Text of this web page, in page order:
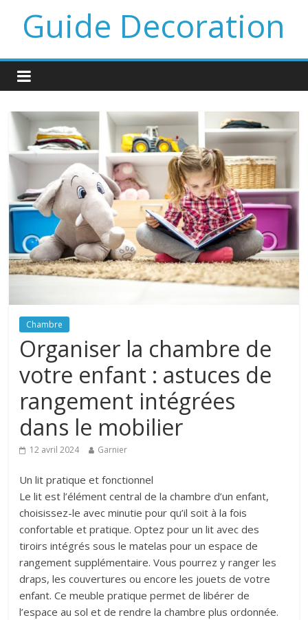
Guide Decoration
Chambre
Organiser la chambre de
votre enfant : astuces de
rangement intégrées
dans le mobilier
12 avril 2024 Garnier
Un lit pratique et fonctionnel
Le lit est l’élément central de la chambre d’un enfant,
choisissez-le avec minutie pour qu’il soit à la fois
confortable et pratique. Optez pour un lit avec des
tiroirs intégrés sous le matelas pour un espace de
rangement supplémentaire. Vous pourrez y ranger les
draps, les couvertures ou encore les jouets de votre
enfant. Ce meuble pratique permet de libérer de
l’espace au sol et de rendre la chambre plus ordonnée.